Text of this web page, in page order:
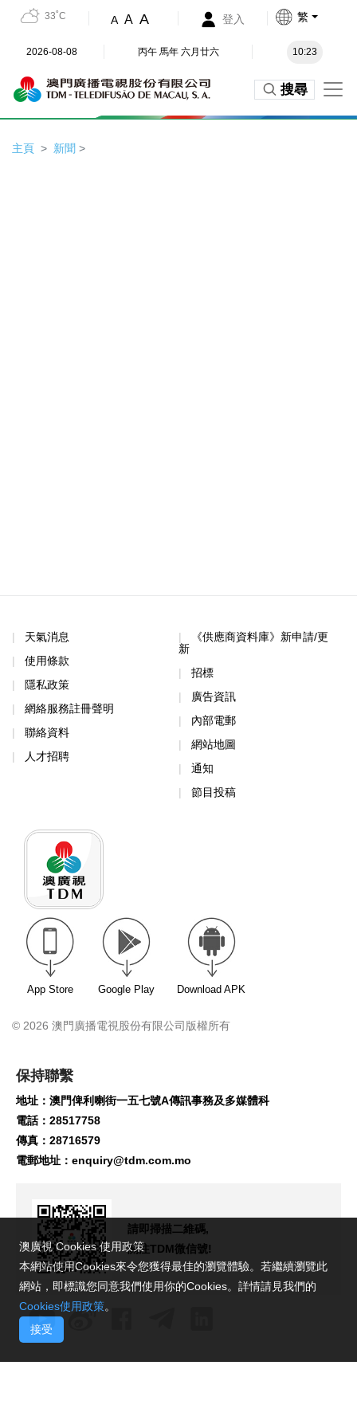
33˚C A A A 登入 繁
2026-08-08 丙午 馬年 六月廿六 10:23
搜尋
主頁 新聞 >
天氣消息
使用條款
隱私政策
網絡服務註冊聲明
聯絡資料
人才招聘
《供應商資料庫》新申請/更
新
招標
廣告資訊
內部電郵
網站地圖
通知
節目投稿
App Store Google Play Download APK
© 2026 澳門廣播電視股份有限公司版權所有
保持聯繫
地址：澳門俾利喇街一五七號A傳訊事務及多媒體科
電話：28517758
傳真：28716579
電郵地址： enquiry@tdm.com.mo
請即掃描二維碼,
關注TDM微信號!
澳廣視 Cookies 使用政策
本網站使用Cookies來令您獲得最佳的瀏覽體驗。若繼續瀏覽此
網站，即標識您同意我們使用你的Cookies。詳情請見我們的
Cookies使用政策。
接受